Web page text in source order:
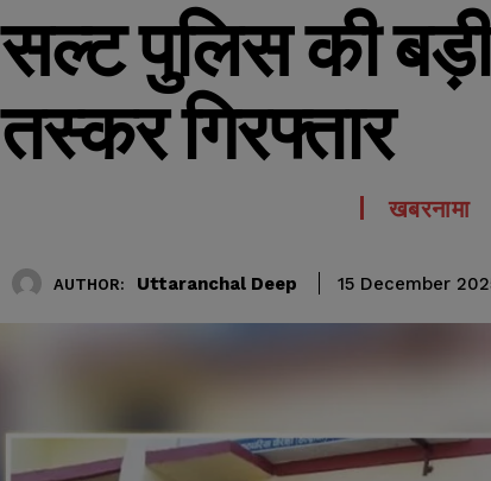
सल्ट पुलिस की बड़ी
तस्कर गिरफ्तार
खबरनामा
AUTHOR: Uttaranchal Deep 15 December